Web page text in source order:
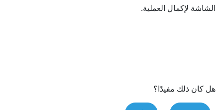
الشاشة لإكمال العملية.
هل كان ذلك مفيدًا؟